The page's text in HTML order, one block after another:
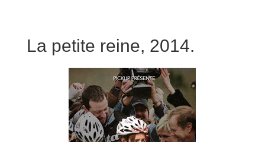
La petite reine, 2014.